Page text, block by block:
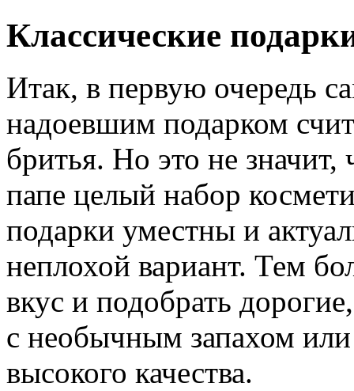
Классические
Итак, в первую очередь
надоевшим подарком
бритья. Но это не
папе целый набор
подарки уместны и
неплохой вариант. Тем
вкус и подобрать
с необычным запахом или
высокого качества.